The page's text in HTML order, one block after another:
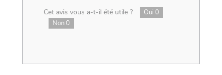
Cet avis vous a-t-il été utile ?
Oui 0
Non0